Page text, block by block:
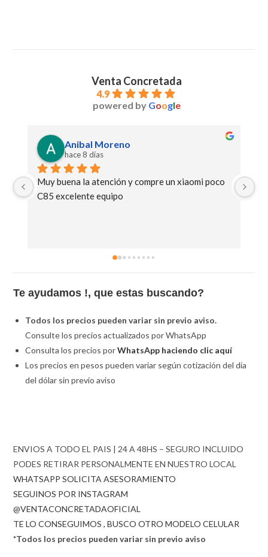
Venta Concretada
4.9
powered by Google
Anibal Moreno
hace 8 días
Muy buena la atención y compre un xiaomi poco
C85 excelente equipo
Te ayudamos !, que estas buscando?
Todos los precios pueden variar sin previo aviso.
Consulte los precios actualizados por WhatsApp
Consulta los precios porWhatsApp haciendo clic aquí
Los precios en pesos pueden variar según cotización del día
del dólar sin previo aviso
ENVIOS A TODO EL PAIS | 24 A 48HS – SEGURO INCLUIDO
PODES RETIRAR PERSONALMENTE EN NUESTRO LOCAL
WHATSAPP SOLICITA ASESORAMIENTO
SEGUINOS POR INSTAGRAM
@VENTACONCRETADAOFICIAL
TE LO CONSEGUIMOS , BUSCO OTRO MODELO CELULAR
*Todos los precios pueden variar sin previo aviso